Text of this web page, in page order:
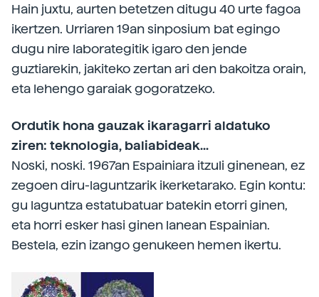
Hain juxtu, aurten betetzen ditugu 40 urte fagoa
ikertzen. Urriaren 19an sinposium bat egingo
dugu nire laborategitik igaro den jende
guztiarekin, jakiteko zertan ari den bakoitza orain,
eta lehengo garaiak gogoratzeko.
Ordutik hona gauzak ikaragarri aldatuko
ziren: teknologia, baliabideak...
Noski, noski. 1967an Espainiara itzuli ginenean, ez
zegoen diru-laguntzarik ikerketarako. Egin kontu:
gu laguntza estatubatuar batekin etorri ginen,
eta horri esker hasi ginen lanean Espainian.
Bestela, ezin izango genukeen hemen ikertu.